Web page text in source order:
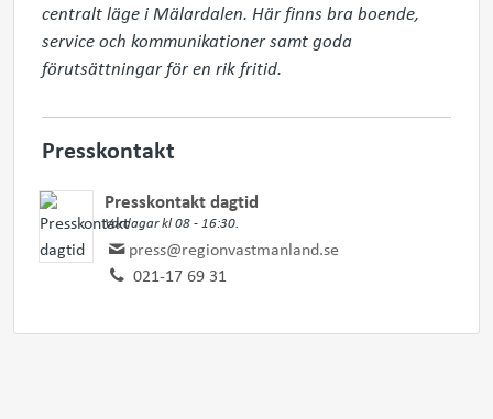
centralt läge i Mälardalen. Här finns bra boende,
service och kommunikationer samt goda
förutsättningar för en rik fritid.
Presskontakt
Presskontakt dagtid
Vardagar kl 08 - 16:30.
press@regionvastmanland.se
021-17 69 31